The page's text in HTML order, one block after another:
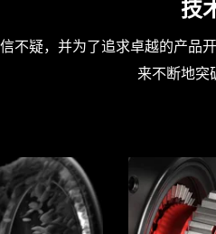
技
不疑，并为了追求卓越的产品
来不断地突